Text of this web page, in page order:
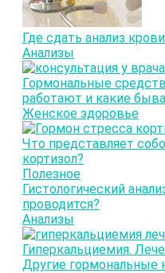
Где сдать анализ
Анализы
Гормональные
работают и какие
Женское здоровье
Что представляет
кортизол?
Полезное
Гистологический
проводится?
Анализы
Гиперкальциемия.
Другие гормональные